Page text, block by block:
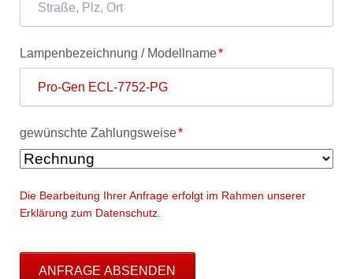
Pflichtfeld
Lampenbezeichnung / Modellname*
Pflichtfeld
gewünschte Zahlungsweise*
Die Bearbeitung Ihrer Anfrage erfolgt im Rahmen unserer
Erklärung zum Datenschutz.
ANFRAGE ABSENDEN